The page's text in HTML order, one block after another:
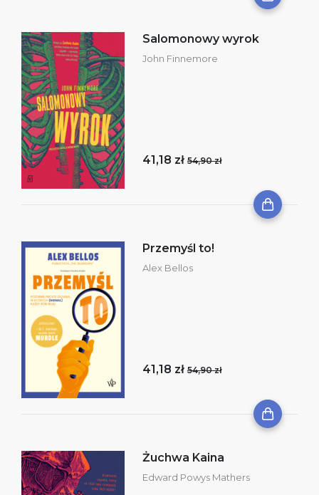
Salomonowy wyrok
John Finnemore
41,18 zł 54,90 zł
Przemyśl to!
Alex Bellos
41,18 zł 54,90 zł
Żuchwa Kaina
Edward Powys Mathers